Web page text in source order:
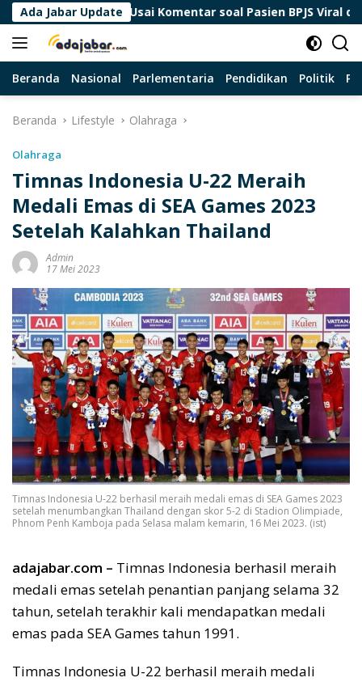
Langsung
ke
konten
Ada Jabar Update
Usai Komentar soal Pasien BPJS Viral di Threads
Beranda Nasional Parlementaria Pendidikan Politik
Beranda Lifestyle Olahraga
Olahraga
Timnas Indonesia U-22 Meraih
Medali Emas di SEA Games 2023
Setelah Kalahkan Thailand
Admin
17 Mei 2023
Timnas Indonesia U-22 berhasil meraih medali emas di SEA Games 2023
setelah menumbangkan Thailand dengan skor 5-2 di Stadion Olimpiade,
Phnom Penh Kamboja pada Selasa malam kemarin, 16 Mei 2023. (ist)
adajabar.com – Timnas Indonesia berhasil meraih
medali emas setelah penantian panjang selama 32
tahun, setelah terakhir kali mendapatkan medali
emas pada SEA Games tahun 1991.
Timnas Indonesia U-22 berhasil meraih medali